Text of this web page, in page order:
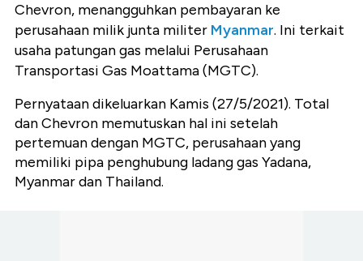
Chevron, menangguhkan pembayaran ke
perusahaan milik junta militer Myanmar. Ini terkait
usaha patungan gas melalui Perusahaan
Transportasi Gas Moattama (MGTC).
Pernyataan dikeluarkan Kamis (27/5/2021). Total
dan Chevron memutuskan hal ini setelah
pertemuan dengan MGTC, perusahaan yang
memiliki pipa penghubung ladang gas Yadana,
Myanmar dan Thailand.